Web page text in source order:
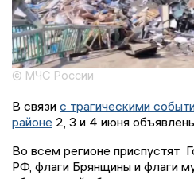
© МЧС России
В связи с трагическими
районе 2, 3 и 4 июня
Во всем регионе приспустят
РФ, флаги Брянщины и флаги